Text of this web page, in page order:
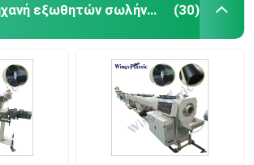
Πλαστική μηχανή εξωθητών σωλήνων (30)